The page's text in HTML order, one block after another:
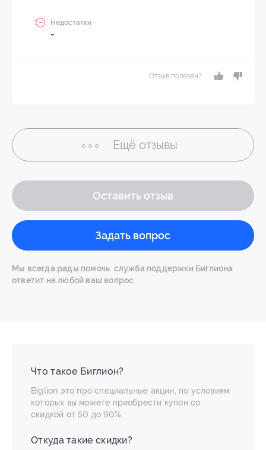
Недостатки
-
Отзыв полезен?
Ещё отзывы
Оставить отзыв
Задать вопрос
Мы всегда рады помочь: служба поддержки Биглиона
ответит на любой ваш вопрос
Что такое Биглион?
Biglion это про специальные акции, по условиям
которых вы можете приобрести купон со
скидкой от 50 до 90%
Откуда такие скидки?